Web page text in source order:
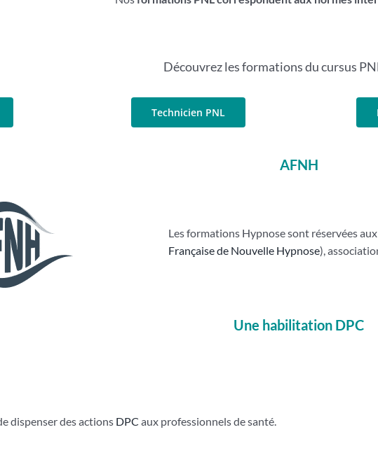
Découvrez les formations du cursus
Technicien PNL
AFNH
Les formations Hypnose sont réservées
Française de Nouvelle Hypnose),
Une habilitation DPC
dispenser des actions DPCaux professionnels de santé.